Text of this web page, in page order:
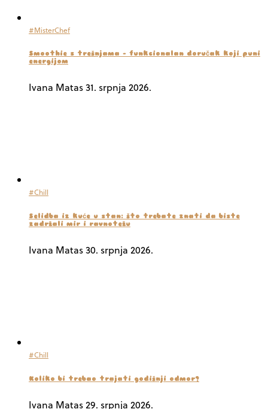
#MisterChef
Smoothie s trešnjama – funkcionalan doručak koji puni
energijom
Ivana Matas31. srpnja 2026.
#Chill
Selidba iz kuće u stan: što trebate znati da biste
zadržali mir i ravnotežu
Ivana Matas30. srpnja 2026.
#Chill
Koliko bi trebao trajati godišnji odmor?
Ivana Matas29. srpnja 2026.